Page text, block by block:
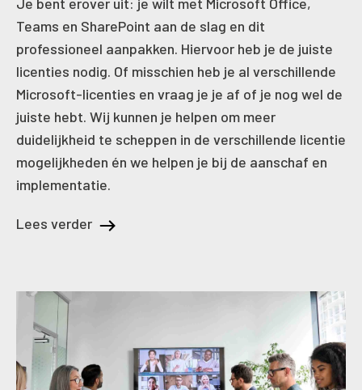
Je bent erover uit: je wilt met Microsoft Office,
Teams en SharePoint aan de slag en dit
professioneel aanpakken. Hiervoor heb je de juiste
licenties nodig. Of misschien heb je al verschillende
Microsoft-licenties en vraag je je af of je nog wel de
juiste hebt. Wij kunnen je helpen om meer
duidelijkheid te scheppen in de verschillende licentie
mogelijkheden én we helpen je bij de aanschaf en
implementatie.
Lees verder